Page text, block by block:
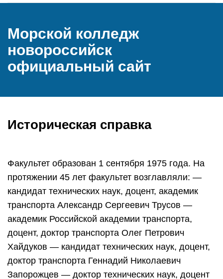
Морской колледж
новороссийск
официальный сайт
Историческая справка
Факультет образован 1 сентября 1975 года. На
протяжении 45 лет факультет возглавляли: —
кандидат технических наук, доцент, академик
транспорта Александр Сергеевич Трусов —
академик Российской академии транспорта,
доцент, доктор транспорта Олег Петрович
Хайдуков — кандидат технических наук, доцент,
доктор транспорта Геннадий Николаевич
Запорожцев — доктор технических наук, доцент